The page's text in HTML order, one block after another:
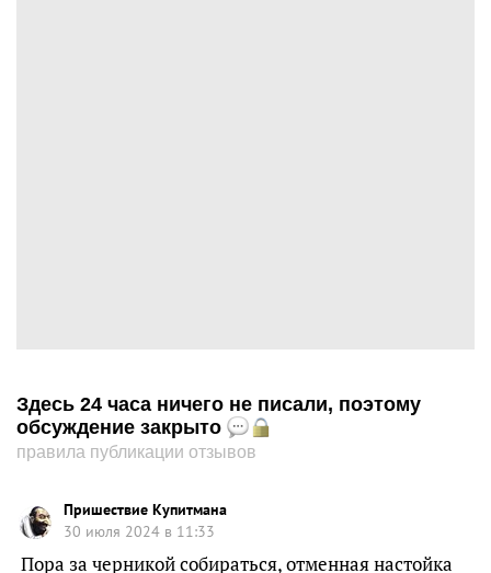
Здесь 24 часа ничего не писали, поэтому
обсуждение закрыто
правила публикации отзывов
Пришествие Купитмана
30 июля 2024 в 11:33
Пора за черникой собираться, отменная настойка